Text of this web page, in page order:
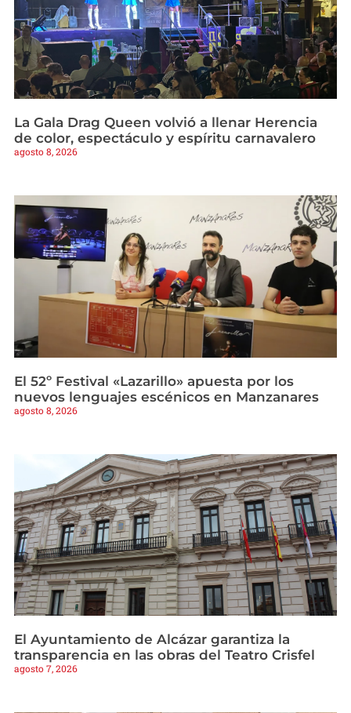
La Gala Drag Queen volvió a llenar Herencia
de color, espectáculo y espíritu carnavalero
agosto 8, 2026
El 52º Festival «Lazarillo» apuesta por los
nuevos lenguajes escénicos en Manzanares
agosto 8, 2026
El Ayuntamiento de Alcázar garantiza la
transparencia en las obras del Teatro Crisfel
agosto 7, 2026